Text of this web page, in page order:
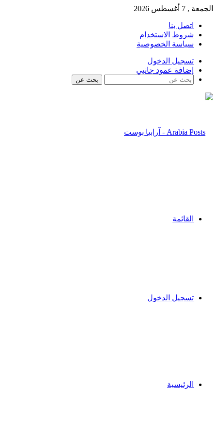
الجمعة , 7 أغسطس 2026
اتصل بنا
شروط الاستخدام
سياسة الخصوصية
تسجيل الدخول
إضافة عمود جانبي
بحث عن
القائمة
تسجيل الدخول
الرئيسية